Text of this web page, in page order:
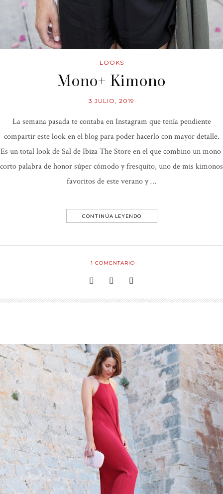
LOOKS
Mono+ Kimono
3 JULIO, 2019
La semana pasada te contaba en Instagram que tenía pendiente
compartir este look en el blog para poder hacerlo con mayor detalle.
Es un total look de Sal de Ibiza The Store en el que combino un mono
corto palabra de honor súper cómodo y fresquito, uno de mis kimonos
favoritos de este verano y …
CONTINÚA LEYENDO
1 COMENTARIO